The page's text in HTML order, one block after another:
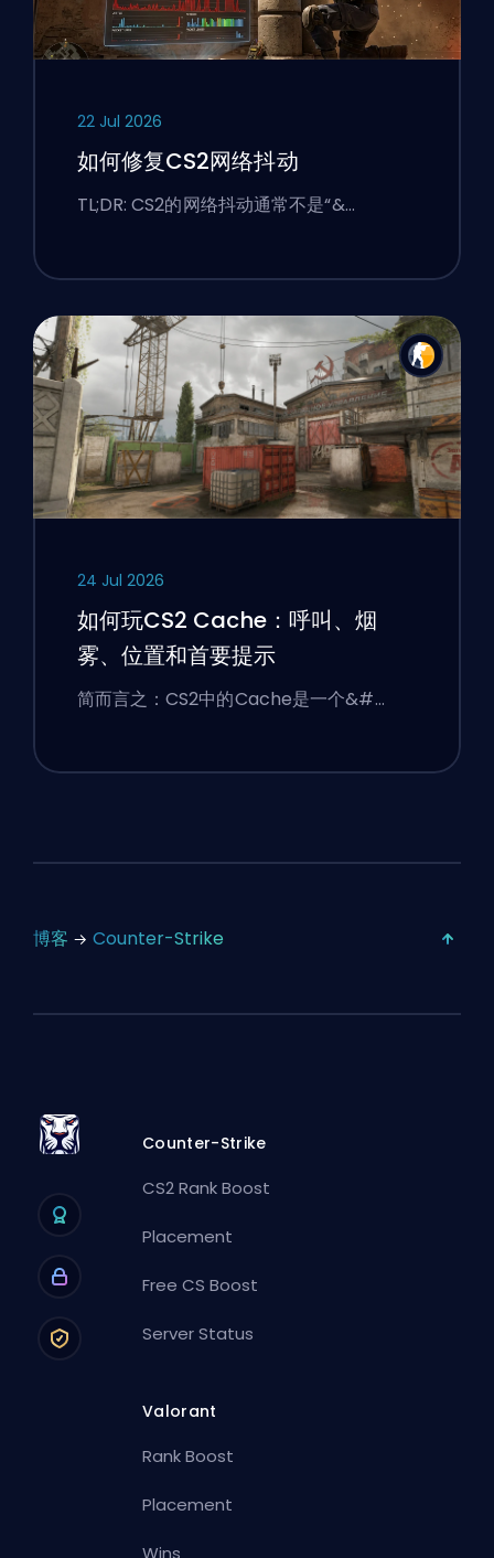
22 Jul 2026
如何修复CS2网络抖动
TL;DR: CS2的网络抖动通常不是“&…
24 Jul 2026
如何玩CS2 Cache：呼叫、烟
雾、位置和首要提示
简而言之：CS2中的Cache是一个&#…
博客 Counter-Strike
Counter-Strike
CS2 Rank Boost
Placement
Free CS Boost
Server Status
Valorant
Rank Boost
Placement
Wins